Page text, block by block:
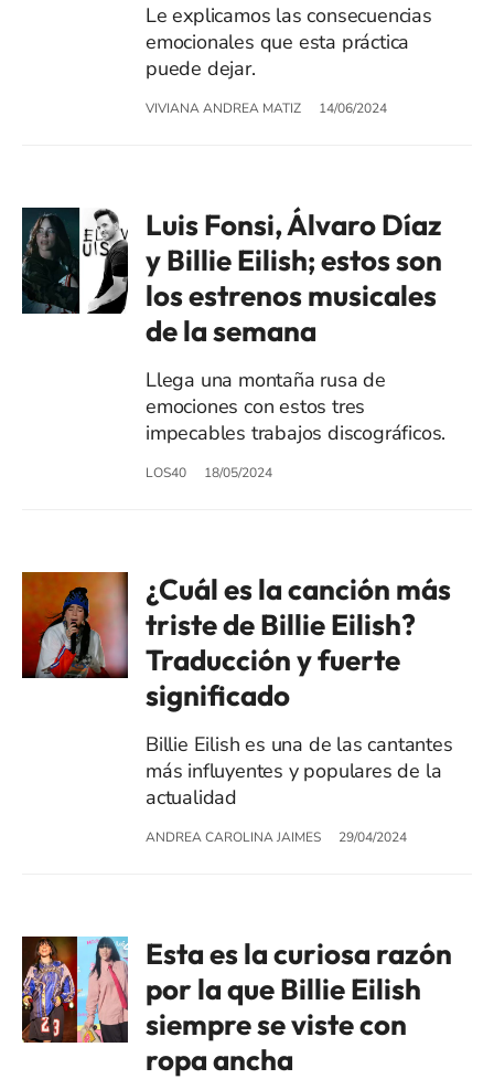
Le explicamos las consecuencias
emocionales que esta práctica
puede dejar.
VIVIANA ANDREA MATIZ 14/06/2024
Luis Fonsi, Álvaro Díaz
y Billie Eilish; estos son
los estrenos musicales
de la semana
Llega una montaña rusa de
emociones con estos tres
impecables trabajos discográficos.
LOS40 18/05/2024
¿Cuál es la canción más
triste de Billie Eilish?
Traducción y fuerte
significado
Billie Eilish es una de las cantantes
más influyentes y populares de la
actualidad
ANDREA CAROLINA JAIMES 29/04/2024
Esta es la curiosa razón
por la que Billie Eilish
siempre se viste con
ropa ancha